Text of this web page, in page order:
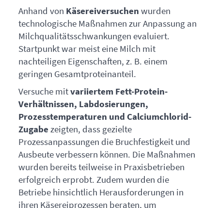
Anhand von Käsereiversuchen wurden
technologische Maßnahmen zur Anpassung an
Milchqualitätsschwankungen evaluiert.
Startpunkt war meist eine Milch mit
nachteiligen Eigenschaften, z. B. einem
geringen Gesamtproteinanteil.
Versuche mitvariiertem Fett-Protein-
Verhältnissen, Labdosierungen,
Prozesstemperaturen und Calciumchlorid-
Zugabe zeigten, dass gezielte
Prozessanpassungen die Bruchfestigkeit und
Ausbeute verbessern können. Die Maßnahmen
wurden bereits teilweise in Praxisbetrieben
erfolgreich erprobt. Zudem wurden die
Betriebe hinsichtlich Herausforderungen in
ihren Käsereiprozessen beraten, um